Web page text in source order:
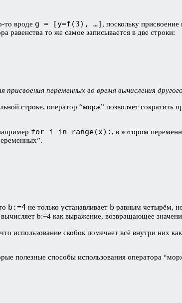
то вроде g = [y=f(3), …] , поскольку
равенства то же самое записывается в две строки:
присвоения переменных во время вычисления
строке, оператор “морж” позволяет сократить
for i in range(x): , в котором
b:=4 не только устанавливает b равным четырём,
b:=4 как выражение, возвращающее
использование скобок помечает всё внутри них
полезные способы использования оператора